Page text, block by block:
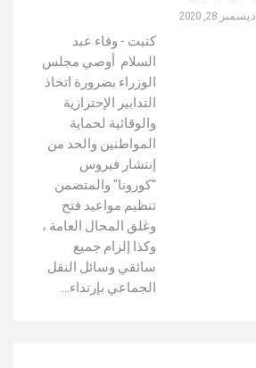
ديسمبر 28, 2020
كتبت - وفاء عبد
السلام أوصي مجلس
الوزراء بضرورة اتخاذ
التدابير الإحترازية
والوقائية لحماية
المواطنين والحد من
إنتشار فيروس
"كورونا" والمتضمن
تنظيم مواعيد فتح
وغلق المحال العامة ،
وكذا إلزام جميع
سائقي وسائل النقل
الجماعي بإرتداء…